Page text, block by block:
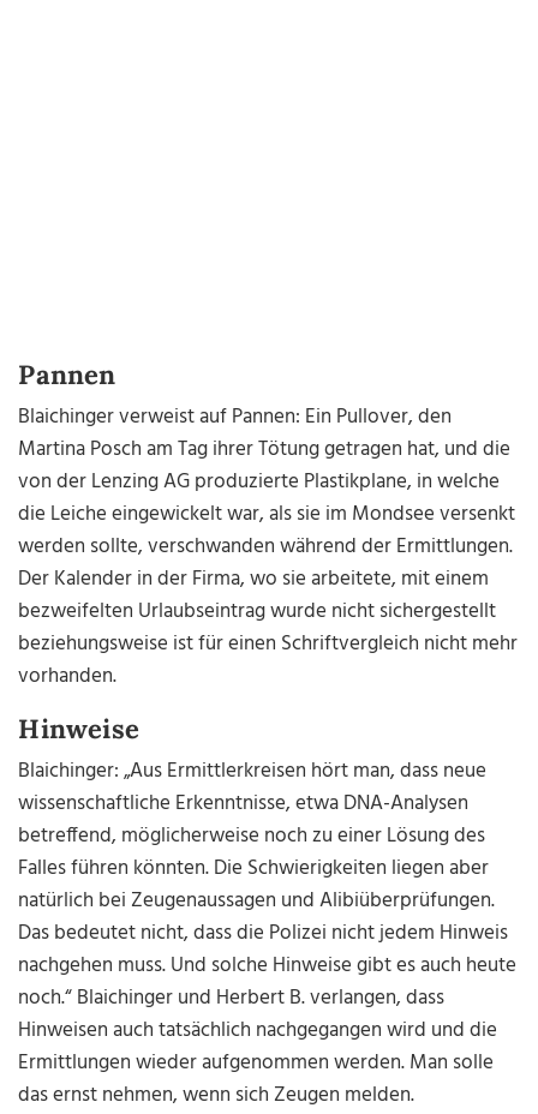
Pannen
Blaichinger verweist auf Pannen: Ein Pullover, den
Martina Posch am Tag ihrer Tötung getragen hat, und die
von der Lenzing AG produzierte Plastikplane, in welche
die Leiche eingewickelt war, als sie im Mondsee versenkt
werden sollte, verschwanden während der Ermittlungen.
Der Kalender in der Firma, wo sie arbeitete, mit einem
bezweifelten Urlaubseintrag wurde nicht sichergestellt
beziehungsweise ist für einen Schriftvergleich nicht mehr
vorhanden.
Hinweise
Blaichinger: „Aus Ermittlerkreisen hört man, dass neue
wissenschaftliche Erkenntnisse, etwa DNA-Analysen
betreffend, möglicherweise noch zu einer Lösung des
Falles führen könnten. Die Schwierigkeiten liegen aber
natürlich bei Zeugenaussagen und Alibiüberprüfungen.
Das bedeutet nicht, dass die Polizei nicht jedem Hinweis
nachgehen muss. Und solche Hinweise gibt es auch heute
noch.“ Blaichinger und Herbert B. verlangen, dass
Hinweisen auch tatsächlich nachgegangen wird und die
Ermittlungen wieder aufgenommen werden. Man solle
das ernst nehmen, wenn sich Zeugen melden.